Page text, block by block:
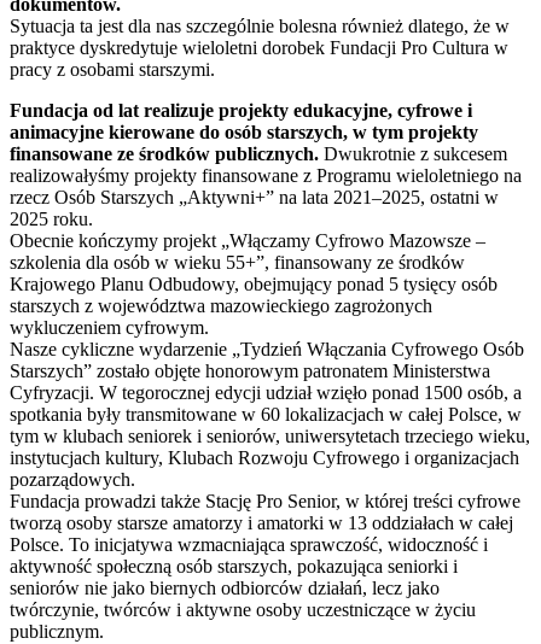
dokumentów.
Sytuacja ta jest dla nas szczególnie bolesna również dlatego, że w
praktyce dyskredytuje wieloletni dorobek Fundacji Pro Cultura w
pracy z osobami starszymi.
Fundacja od lat realizuje projekty edukacyjne, cyfrowe i
animacyjne kierowane do osób starszych, w tym projekty
finansowane ze środków publicznych. Dwukrotnie z sukcesem
realizowałyśmy projekty finansowane z Programu wieloletniego na
rzecz Osób Starszych „Aktywni+” na lata 2021–2025, ostatni w
2025 roku.
Obecnie kończymy projekt „Włączamy Cyfrowo Mazowsze –
szkolenia dla osób w wieku 55+”, finansowany ze środków
Krajowego Planu Odbudowy, obejmujący ponad 5 tysięcy osób
starszych z województwa mazowieckiego zagrożonych
wykluczeniem cyfrowym.
Nasze cykliczne wydarzenie „Tydzień Włączania Cyfrowego Osób
Starszych” zostało objęte honorowym patronatem Ministerstwa
Cyfryzacji. W tegorocznej edycji udział wzięło ponad 1500 osób, a
spotkania były transmitowane w 60 lokalizacjach w całej Polsce, w
tym w klubach seniorek i seniorów, uniwersytetach trzeciego wieku,
instytucjach kultury, Klubach Rozwoju Cyfrowego i organizacjach
pozarządowych.
Fundacja prowadzi także Stację Pro Senior, w której treści cyfrowe
tworzą osoby starsze amatorzy i amatorki w 13 oddziałach w całej
Polsce. To inicjatywa wzmacniająca sprawczość, widoczność i
aktywność społeczną osób starszych, pokazująca seniorki i
seniorów nie jako biernych odbiorców działań, lecz jako
twórczynie, twórców i aktywne osoby uczestniczące w życiu
publicznym.